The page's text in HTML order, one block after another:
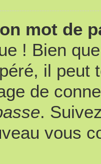
mot de
! Bien
il peut
de
.
vous